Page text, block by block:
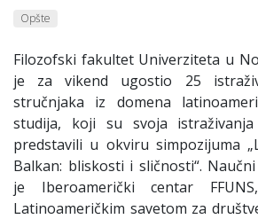
Opšte
Filozofski fakultet Univerziteta u
je za vikend ugostio 25
stručnjaka iz domena
studija, koji su svoja
predstavili u okviru simpozijuma
Balkan: bliskosti i sličnosti“.
je Iberoamerički centar
Latinoameričkim savetom za